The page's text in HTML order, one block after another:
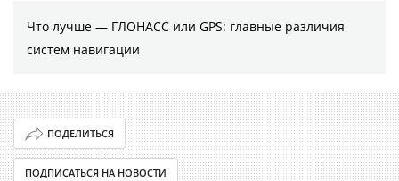
Что лучше — ГЛОНАСС или GPS: главные различия
систем навигации
ПОДЕЛИТЬСЯ
ПОДПИСАТЬСЯ НА НОВОСТИ